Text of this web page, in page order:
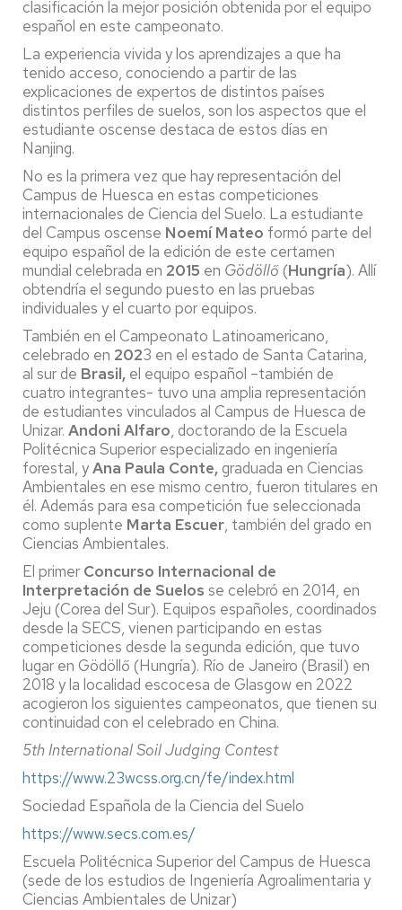
clasificación la mejor posición obtenida por el equipo
español en este campeonato.
La experiencia vivida y los aprendizajes a que ha
tenido acceso, conociendo a partir de las
explicaciones de expertos de distintos países
distintos perfiles de suelos, son los aspectos que el
estudiante oscense destaca de estos días en
Nanjing.
No es la primera vez que hay representación del
Campus de Huesca en estas competiciones
internacionales de Ciencia del Suelo. La estudiante
del Campus oscense Noemí Mateo formó parte del
equipo español de la edición de este certamen
mundial celebrada en 2015 en Gödöllő(Hungría). Allí
obtendría el segundo puesto en las pruebas
individuales y el cuarto por equipos.
También en el Campeonato Latinoamericano,
celebrado en 2023 en el estado de Santa Catarina,
al sur de Brasil, el equipo español –también de
cuatro integrantes- tuvo una amplia representación
de estudiantes vinculados al Campus de Huesca de
Unizar. Andoni Alfaro, doctorando de la Escuela
Politécnica Superior especializado en ingeniería
forestal, yAna Paula Conte,graduada en Ciencias
Ambientales en ese mismo centro, fueron titulares en
él. Además para esa competición fue seleccionada
como suplente Marta Escuer, también del grado en
Ciencias Ambientales.
El primer Concurso Internacional de
Interpretación de Suelos se celebró en 2014, en
Jeju (Corea del Sur). Equipos españoles, coordinados
desde la SECS, vienen participando en estas
competiciones desde la segunda edición, que tuvo
lugar en Gödöllő (Hungría). Río de Janeiro (Brasil) en
2018 y la localidad escocesa de Glasgow en 2022
acogieron los siguientes campeonatos, que tienen su
continuidad con el celebrado en China.
5th International Soil Judging Contest
https://www.23wcss.org.cn/fe/index.html
Sociedad Española de la Ciencia del Suelo
https://www.secs.com.es/
Escuela Politécnica Superior del Campus de Huesca
(sede de los estudios de Ingeniería Agroalimentaria y
Ciencias Ambientales de Unizar)